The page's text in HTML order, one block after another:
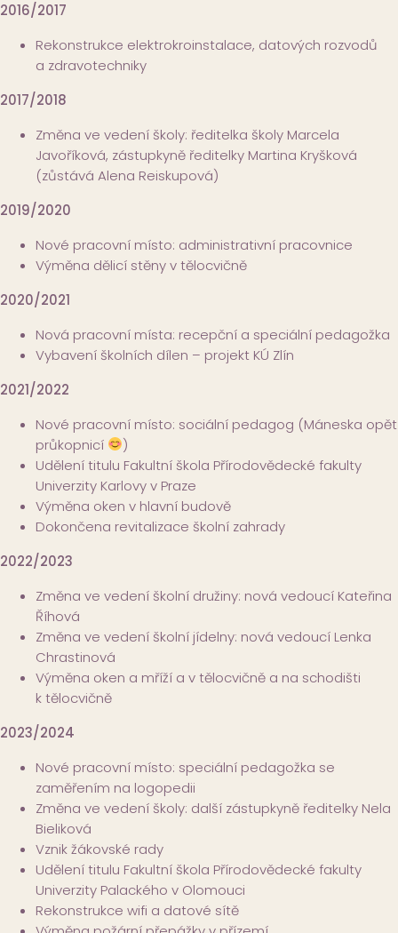
2016/2017
Rekonstrukce elektrokroinstalace, datových rozvodů
a zdravotechniky
2017/2018
Změna ve vedení školy: ředitelka školy Marcela
Javoříková, zástupkyně ředitelky Martina Kryšková
(zůstává Alena Reiskupová)
2019/2020
Nové pracovní místo: administrativní pracovnice
Výměna dělicí stěny v tělocvičně
2020/2021
Nová pracovní místa: recepční a speciální pedagožka
Vybavení školních dílen – projekt KÚ Zlín
2021/2022
Nové pracovní místo: sociální pedagog (Máneska opět
průkopnicí
)
Udělení titulu Fakultní škola Přírodovědecké fakulty
Univerzity Karlovy v Praze
Výměna oken v hlavní budově
Dokončena revitalizace školní zahrady
2022/2023
Změna ve vedení školní družiny: nová vedoucí Kateřina
Říhová
Změna ve vedení školní jídelny: nová vedoucí Lenka
Chrastinová
Výměna oken a mříží a v tělocvičně a na schodišti
k tělocvičně
2023/2024
Nové pracovní místo: speciální pedagožka se
zaměřením na logopedii
Změna ve vedení školy: další zástupkyně ředitelky Nela
Bieliková
Vznik žákovské rady
Udělení titulu Fakultní škola Přírodovědecké fakulty
Univerzity Palackého v Olomouci
Rekonstrukce wifi a datové sítě